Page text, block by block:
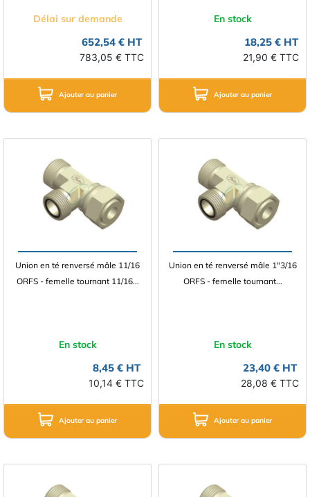
Délai sur demande
652,54 € HT
783,05 € TTC
Ajouter au panier
En stock
18,25 € HT
21,90 € TTC
Ajouter au panier
Union en té renversé mâle 11/16
ORFS - femelle tournant 11/16...
En stock
8,45 € HT
10,14 € TTC
Ajouter au panier
Union en té renversé mâle 1"3/16
ORFS - femelle tournant...
En stock
23,40 € HT
28,08 € TTC
Ajouter au panier